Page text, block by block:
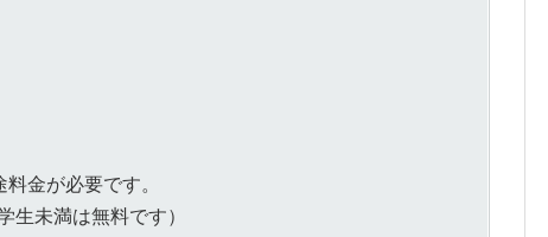
金が必要です。
生未満は無料です）